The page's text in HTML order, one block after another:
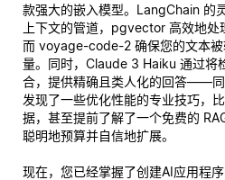
款强大的嵌入模型。LangChain 的
上下文的管道，pgvector 高效地处
而 voyage-code-2 确保您的文本被
量。同时，Claude 3 Haiku 通过将
合，提供精确且类人化的回答——
发现了一些优化性能的专业技巧，
据，甚至提前了解了一个免费的
聪明地预算并自信地扩展。
现在，您已经掌握了创建AI应用程